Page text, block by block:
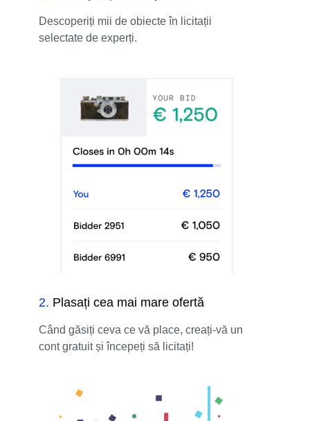
Descoperiți mii de obiecte în licitații
selectate de experți.
2. Plasați cea mai mare ofertă
Când găsiți ceva ce vă place, creați-vă un
cont gratuit și începeți să licitați!